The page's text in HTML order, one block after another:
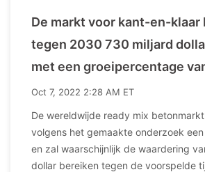
De markt voor kant-en-klaar
tegen 2030 730 miljard
met een groeipercentage
Oct 7, 2022 2:28 AM ET
De wereldwijde ready mix
volgens het gemaakte onderzoek
en zal waarschijnlijk de waardering
dollar bereiken tegen de voorspelde